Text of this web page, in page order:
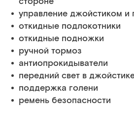
управление джойстиком и
откидные подлокотники
откидные подножки
ручной тормоз
антиопрокидыватели
передний свет в
поддержка голени
ремень безопасности